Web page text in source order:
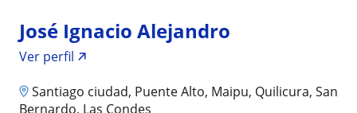
José Ignacio Alejandro
Ver perfil
Santiago ciudad, Puente Alto, Maipu, Quilicura, San
Bernardo, Las Condes